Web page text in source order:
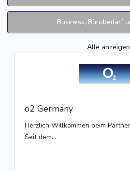
Business, Bürobedarf
Alle anzeigen
o2 Germany
Herzlich Willkommen beim
Seit dem...